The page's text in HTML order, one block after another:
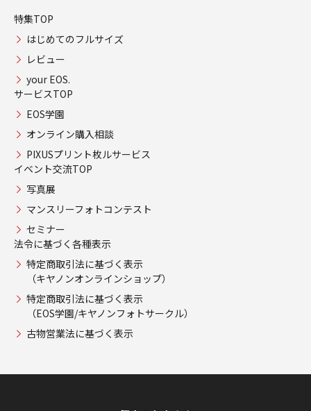
特集TOP
はじめてのフルサイズ
レビュー
your EOS.
サービスTOP
EOS学園
オンライン購入相談
PIXUSプリント枚ルサービス
イベント交流TOP
写真展
マンスリーフォトコンテスト
セミナー
法令に基づく各種表示
特定商取引法に基づく表示
（キヤノンオンラインショップ）
特定商取引法に基づく表示
（EOS学園/キヤノンフォトサークル）
古物営業法に基づく表示